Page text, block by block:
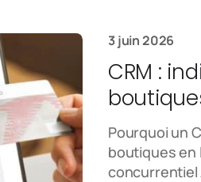
3 juin 2026
CRM :
Pourquoi un
boutiques en
concurrentiel